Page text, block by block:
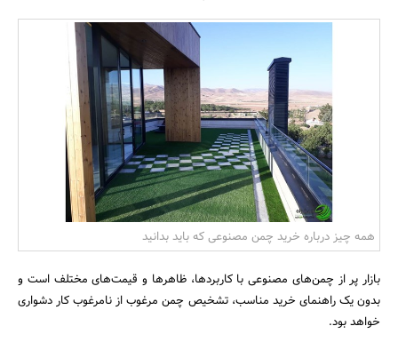
بانک، بیمه و سرمایه
مسکن و ساختمان
همه چیز درباره خرید چمن مصنوعی که باید بدانید
بازار پر از چمن‌های مصنوعی با کاربردها، ظاهرها و قیمت‌های مختلف است و
بدون یک راهنمای خرید مناسب، تشخیص چمن مرغوب از نامرغوب کار دشواری
خواهد بود.